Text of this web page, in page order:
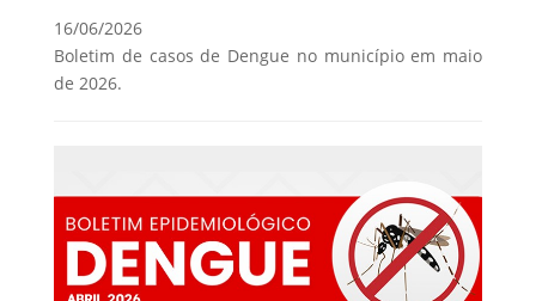
16/06/2026
Boletim de casos de Dengue no município em maio
de 2026.